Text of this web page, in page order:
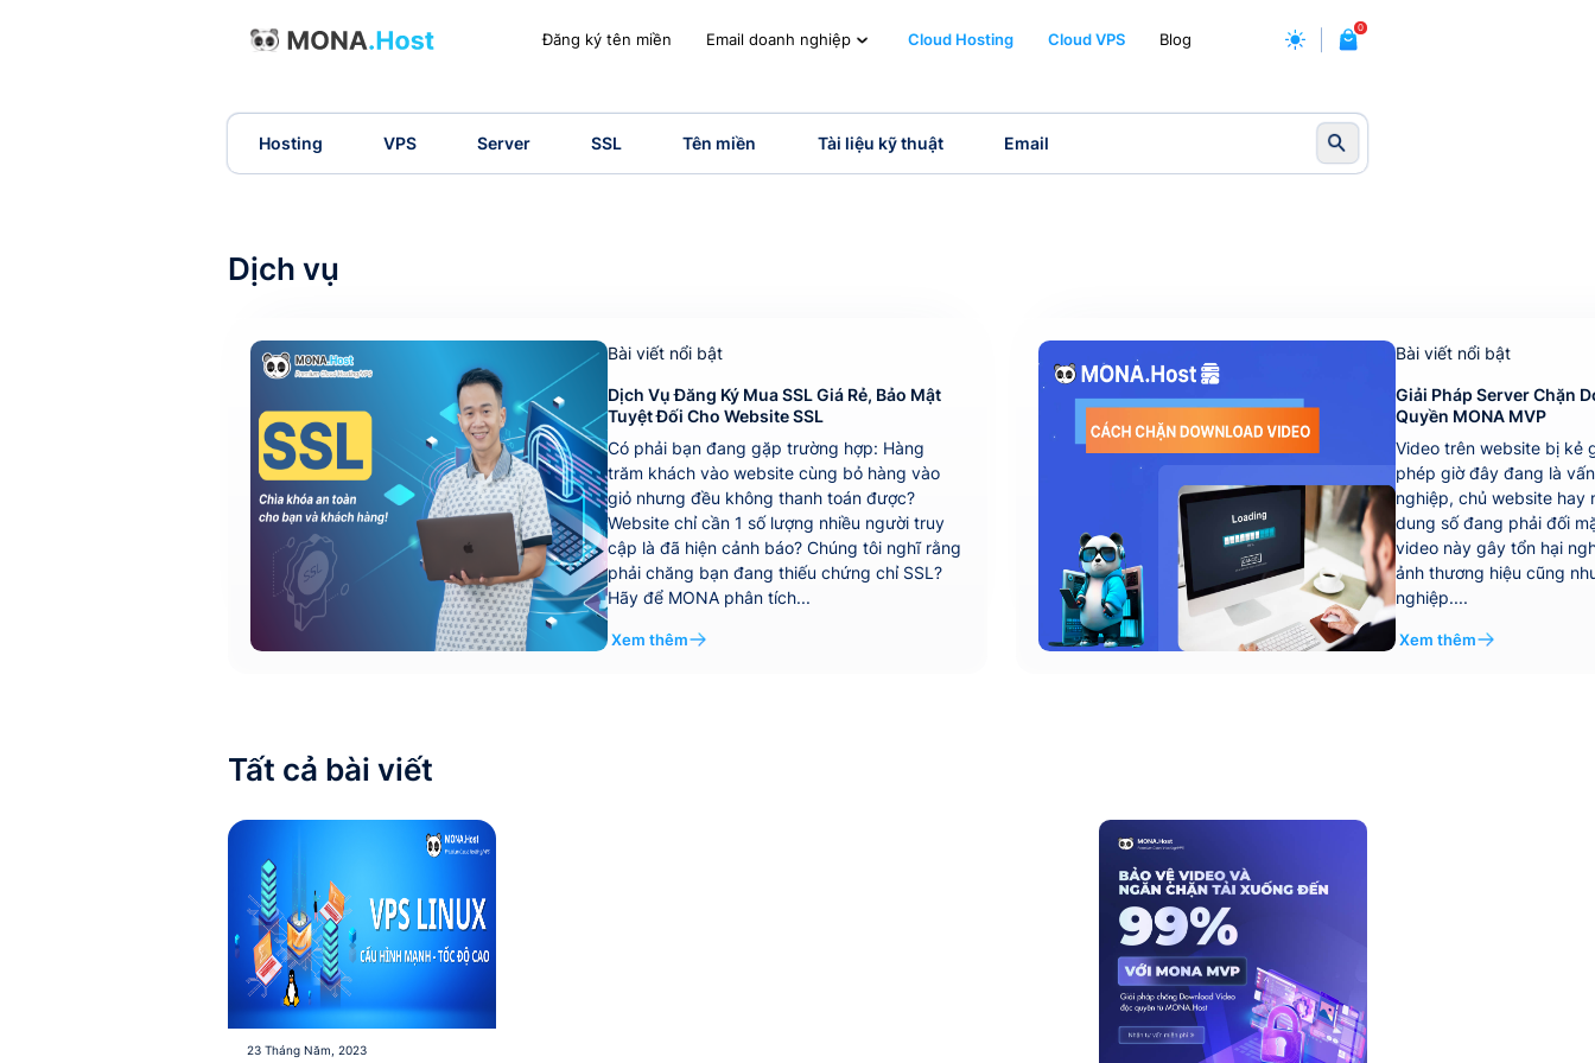
Đăng ký tên miền Email doanh nghiệp Cloud Hosting Cloud VPS Blog
0
Hosting VPS Server SSL Tên miền Tài liệu kỹ thuật Email
Dịch vụ
Bài viết nổi bật
Dịch Vụ Đăng Ký Mua SSL Giá Rẻ, Bảo Mật
Tuyệt Đối Cho Website SSL
Có phải bạn đang gặp trường hợp: Hàng
trăm khách vào website cùng bỏ hàng vào
giỏ nhưng đều không thanh toán được?
Website chỉ cần 1 số lượng nhiều người truy
cập là đã hiện cảnh báo? Chúng tôi nghĩ rằng
phải chăng bạn đang thiếu chứng chỉ SSL?
Hãy để MONA phân tích...
Xem thêm
Bài viết nổi bật
Giải Pháp Server Chặn
Quyền MONA MVP
Video trên website bị kẻ
phép giờ đây đang là
nghiệp, chủ website hay
dung số đang phải đối
video này gây tổn hại
ảnh thương hiệu cũng
nghiệp....
Xem thêm
Tất cả bài viết
23 Tháng Năm, 2023